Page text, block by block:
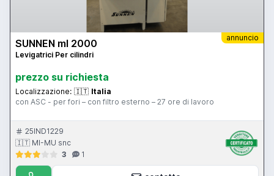
annuncio
SUNNEN ml 2000
Levigatrici Per cilindri
prezzo su richiesta
Localizzazione: 🇮🇹 Italia
con ASC - per fori – con filtro esterno – 27 ore di lavoro
25IND1229
🇮🇹 MI-MU snc
3
1